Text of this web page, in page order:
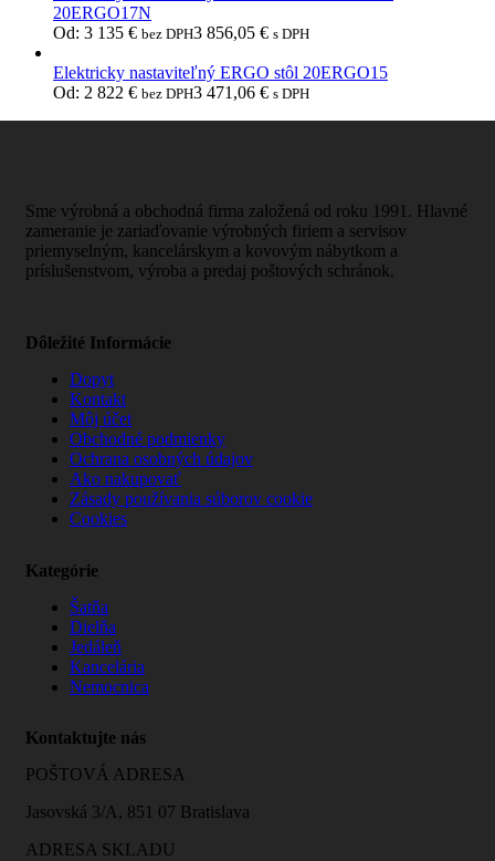
20ERGO17N
Od: 3 135 € bez DPH3 856,05 € s DPH
Elektricky nastaviteľný ERGO stôl 20ERGO15
Od: 2 822 € bez DPH3 471,06 € s DPH
Sme výrobná a obchodná firma založená od roku 1991. Hlavné
zameranie je zariaďovanie výrobných firiem a servisov
priemyselným, kancelárskym a kovovým nábytkom a
príslušenstvom, výroba a predaj poštových schránok.
Dôležité Informácie
Dopyt
Kontakt
Môj účet
Obchodné podmienky
Ochrana osobných údajov
Ako nakupovať
Zásady používania súborov cookie
Cookies
Kategórie
Šatňa
Dielňa
Jedáleň
Kancelária
Nemocnica
Kontaktujte nás
POŠTOVÁ ADRESA
Jasovská 3/A, 851 07 Bratislava
ADRESA SKLADU